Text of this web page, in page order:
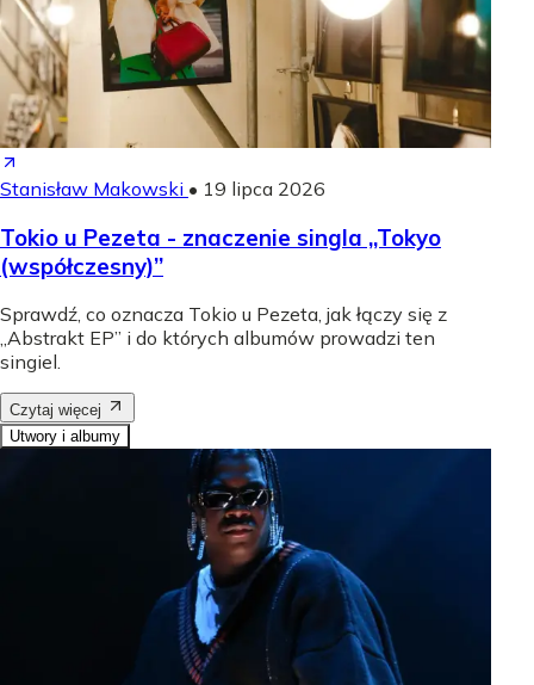
Stanisław Makowski • 19 lipca 2026
Tokio u Pezeta - znaczenie singla „Tokyo
(współczesny)”
Sprawdź, co oznacza Tokio u Pezeta, jak łączy się z
„Abstrakt EP” i do których albumów prowadzi ten
singiel.
Czytaj więcej
Utwory i albumy